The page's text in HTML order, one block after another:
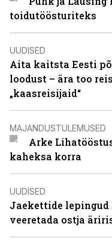
toidutöösturiteks
UUDISED
Aita kaitsta Eesti
loodust – ära too
„kaasreisijaid“
MAJANDUSTULEMUSED
Arke
kaheksa korra
UUDISED
Jaekettide
veeretada ostja